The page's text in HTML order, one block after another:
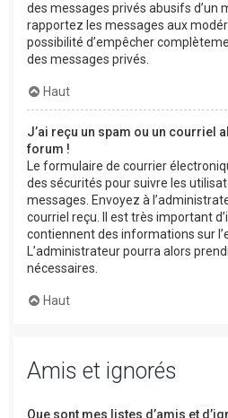
des messages privés abusifs d’un
rapportez les messages aux
possibilité d’empêcher
des messages privés.
Haut
J’ai reçu un spam ou un courriel
forum !
Le formulaire de courrier
des sécurités pour suivre les
messages. Envoyez à
courriel reçu. Il est très important
contiennent des informations sur
L’administrateur pourra alors
nécessaires.
Haut
Amis et ignorés
Que sont mes listes d’amis et